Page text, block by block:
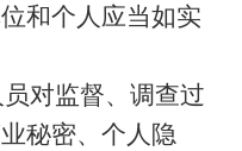
和个人应当如实
对监督、调查过
秘密、个人隐